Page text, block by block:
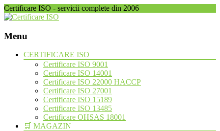
Certificare ISO - servicii complete din 2006
Menu
Skip
CERTIFICARE ISO
Certificare ISO 9001
Certificare ISO 14001
Certificare ISO 22000 HACCP
Certificare ISO 27001
Certificare ISO 15189
Certificare ISO 13485
Certificare OHSAS 18001
🛒 MAGAZIN